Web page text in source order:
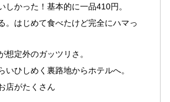
しかった！基本的に一品410円。
。はじめて食べたけど完全にハマっ
想定外のガッツリさ。
いひしめく裏路地からホテルへ。
店がたくさん